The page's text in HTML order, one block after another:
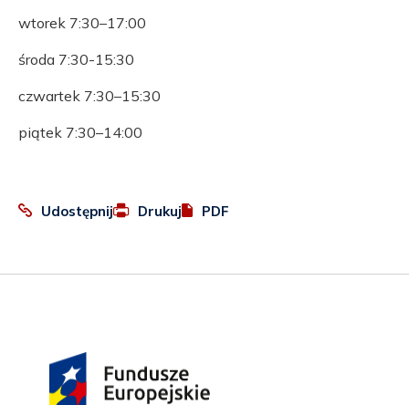
wtorek 7:30–17:00
środa 7:30-15:30
czwartek 7:30–15:30
piątek 7:30–14:00
Udostępnij:
DrukujOtworzy
karcie
PDF